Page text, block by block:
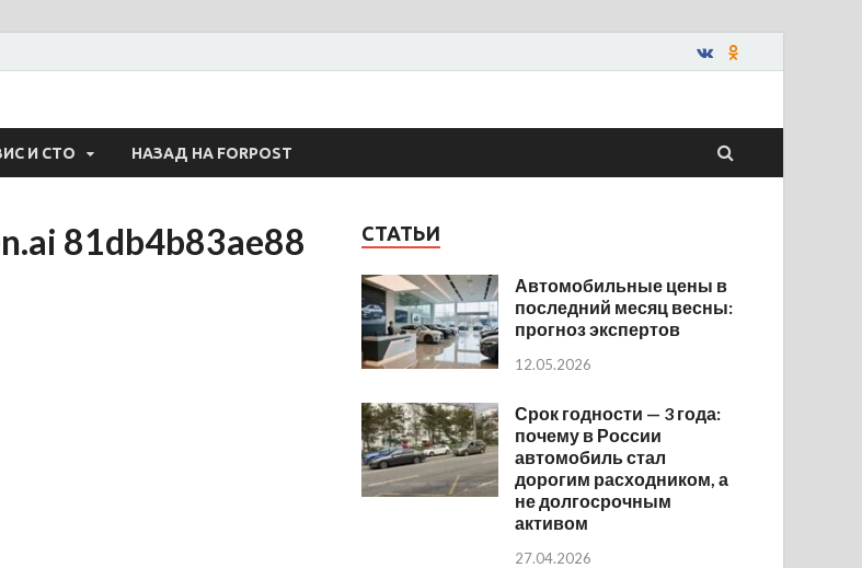
И СТО НАЗАД НА FORPOST
81db4b83ae88 СТАТЬИ
Автомобильные цены в
последний месяц весны:
прогноз экспертов
12.05.2026
Срок годности — 3 года:
почему в России
автомобиль стал
дорогим расходником, а
не долгосрочным
активом
27.04.2026